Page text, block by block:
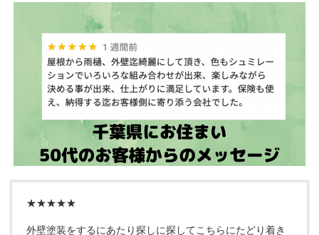
★★★★★
外壁塗装をするにあたり探しに探してこちらにたどり着き